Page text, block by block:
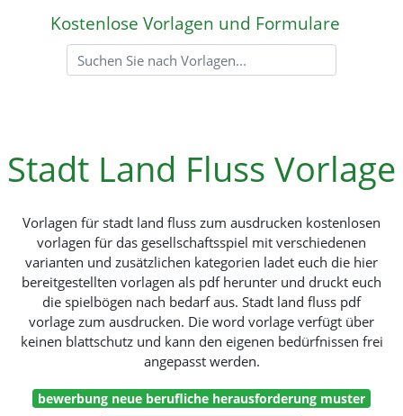
Kostenlose Vorlagen und Formulare
Stadt Land Fluss Vorlage
Vorlagen für stadt land fluss zum ausdrucken kostenlosen
vorlagen für das gesellschaftsspiel mit verschiedenen
varianten und zusätzlichen kategorien ladet euch die hier
bereitgestellten vorlagen als pdf herunter und druckt euch
die spielbögen nach bedarf aus. Stadt land fluss pdf
vorlage zum ausdrucken. Die word vorlage verfügt über
keinen blattschutz und kann den eigenen bedürfnissen frei
angepasst werden.
bewerbung neue berufliche herausforderung muster